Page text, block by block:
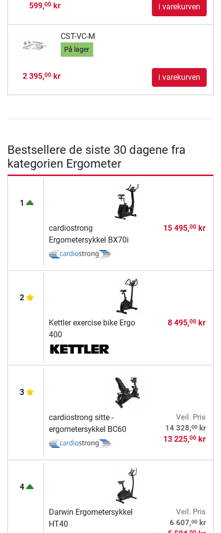
599,00kr i varekurven
CST-VC-M
På lager
2 395,00kr i varekurven
Bestsellere de siste 30 dagene fra
kategorien Ergometer
1
cardiostrong
Ergometersykkel BX70i
15 495,00kr
2
Kettler exercise bike Ergo
400
8 495,00kr
3
cardiostrong sitte -
ergometersykkel BC60
Veil. Pris
14 328,00kr
13 225,00kr
4
Darwin Ergometersykkel
HT40
Veil. Pris
6 607,00kr